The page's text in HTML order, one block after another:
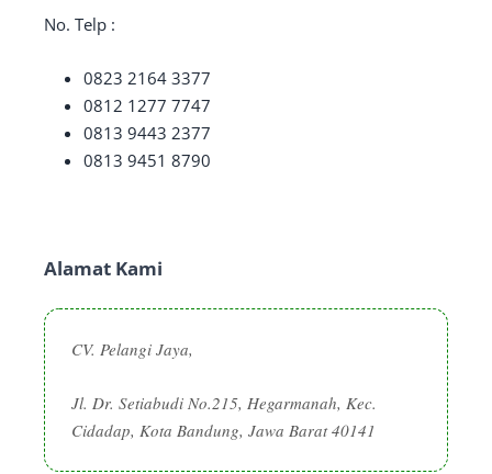
No. Telp :
0823 2164 3377
0812 1277 7747
0813 9443 2377
0813 9451 8790
Alamat Kami
CV. Pelangi Jaya,
Jl. Dr. Setiabudi No.215, Hegarmanah, Kec.
Cidadap, Kota Bandung, Jawa Barat 40141